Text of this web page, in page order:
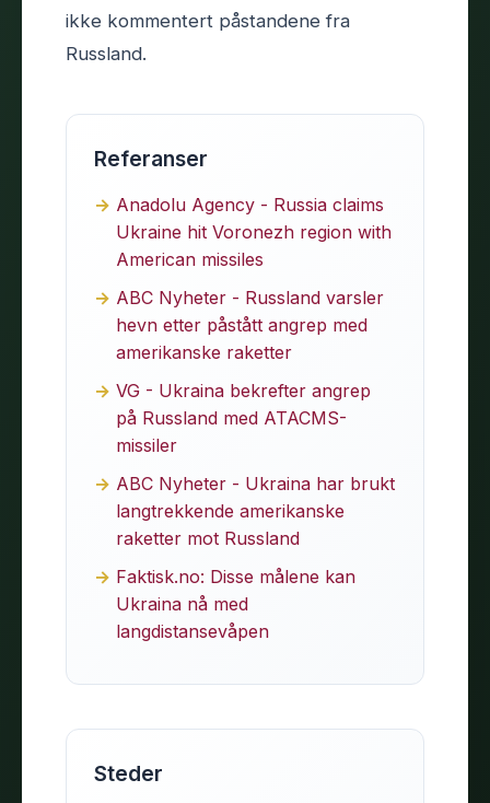
ikke kommentert påstandene fra
Russland.
Referanser
Anadolu Agency - Russia claims
Ukraine hit Voronezh region with
American missiles
ABC Nyheter - Russland varsler
hevn etter påstått angrep med
amerikanske raketter
VG - Ukraina bekrefter angrep
på Russland med ATACMS-
missiler
ABC Nyheter - Ukraina har brukt
langtrekkende amerikanske
raketter mot Russland
Faktisk.no: Disse målene kan
Ukraina nå med
langdistansevåpen
Steder